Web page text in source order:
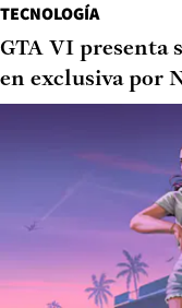
TECNOLOGÍA
GTA VI presenta
en exclusiva por